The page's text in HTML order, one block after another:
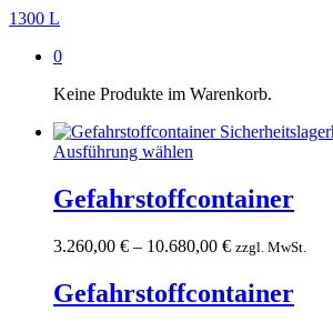
1300 L
0
Keine Produkte im Warenkorb.
Ausführung wählen
Gefahrstoffcontainer
3.260,00 € – 10.680,00 € zzgl. MwSt.
Gefahrstoffcontainer